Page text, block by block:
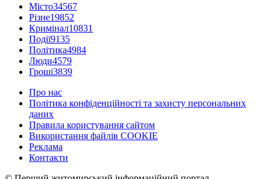
Місто34567
Різне19852
Кримінал10831
Події9135
Політика4984
Люди4579
Гроші3839
Про нас
Політика конфіденційності та захисту персональних
даних
Правила користування сайтом
Використання файлів COOKIE
Реклама
Контакти